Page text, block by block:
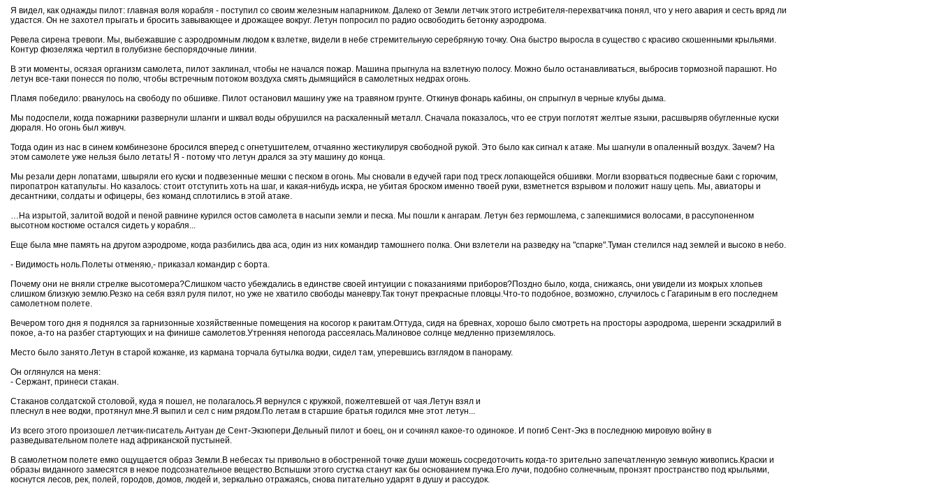
Я видел, как однажды пилот: главная воля корабля - поступил со своим железным напарником. Далеко от Земли летчик этого истребителя-перехватчика понял, что у него авария и сесть вряд ли
удастся. Он не захотел прыгать и бросить завывающее и дрожащее вокруг. Летун попросил по радио освободить бетонку аэродрома.
Ревела сирена тревоги. Мы, выбежавшие с аэродромным людом к взлетке, видели в небе стремительную серебряную точку. Она быстро выросла в существо с красиво скошенными крыльями.
Контур фюзеляжа чертил в голубизне беспорядочные линии.
В эти моменты, осязая организм самолета, пилот заклинал, чтобы не начался пожар. Машина прыгнула на взлетную полосу. Можно было останавливаться, выбросив тормозной парашют. Но
летун все-таки понесся по полю, чтобы встречным потоком воздуха смять дымящийся в самолетных недрах огонь.
Пламя победило: рванулось на свободу по обшивке. Пилот остановил машину уже на травяном грунте. Откинув фонарь кабины, он спрыгнул в черные клубы дыма.
Мы подоспели, когда пожарники развернули шланги и шквал воды обрушился на раскаленный металл. Сначала показалось, что ее струи поглотят желтые языки, расшвыряв обугленные куски
дюраля. Но огонь был живуч.
Тогда один из нас в синем комбинезоне бросился вперед с огнетушителем, отчаянно жестикулируя свободной рукой. Это было как сигнал к атаке. Мы шагнули в опаленный воздух. Зачем? На
этом самолете уже нельзя было летать! Я - потому что летун дрался за эту машину до конца.
Мы резали дерн лопатами, швыряли его куски и подвезенные мешки с песком в огонь. Мы сновали в едучей гари под треск лопающейся обшивки. Могли взорваться подвесные баки с горючим,
пиропатрон катапульты. Но казалось: стоит отступить хоть на шаг, и какая-нибудь искра, не убитая броском именно твоей руки, взметнется взрывом и положит нашу цепь. Мы, авиаторы и
десантники, солдаты и офицеры, без команд сплотились в этой атаке.
…На изрытой, залитой водой и пеной равнине курился остов самолета в насыпи земли и песка. Мы пошли к ангарам. Летун без гермошлема, с запекшимися волосами, в рассупоненном
высотном костюме остался сидеть у корабля...
Еще была мне память на другом аэродроме, когда разбились два аса, один из них командир тамошнего полка. Они взлетели на разведку на "спарке".Туман стелился над землей и высоко в небо.
- Видимость ноль.Полеты отменяю,- приказал командир с борта.
Почему они не вняли стрелке высотомера?Слишком часто убеждались в единстве своей интуиции с показаниями приборов?Поздно было, когда, снижаясь, они увидели из мокрых хлопьев
слишком близкую землю.Резко на себя взял руля пилот, но уже не хватило свободы маневру.Так тонут прекрасные пловцы.Что-то подобное, возможно, случилось с Гагариным в его последнем
самолетном полете.
Вечером того дня я поднялся за гарнизонные хозяйственные помещения на косогор к ракитам.Оттуда, сидя на бревнах, хорошо было смотреть на просторы аэродрома, шеренги эскадрилий в
покое, а-то на разбег стартующих и на финише самолетов.Утренняя непогода рассеялась.Малиновое солнце медленно приземлялось.
Место было занято.Летун в старой кожанке, из кармана торчала бутылка водки, сидел там, уперевшись взглядом в панораму.
Он оглянулся на меня:
- Сержант, принеси стакан.
Стаканов солдатской столовой, куда я пошел, не полагалось.Я вернулся с кружкой, пожелтевшей от чая.Летун взял и
плеснул в нее водки, протянул мне.Я выпил и сел с ним рядом.По летам в старшие братья годился мне этот летун...
Из всего этого произошел летчик-писатель Антуан де Сент-Экзюпери.Дельный пилот и боец, он и сочинял какое-то одинокое. И погиб Сент-Экз в последнюю мировую войну в
разведывательном полете над африканской пустыней.
В самолетном полете емко ощущается образ Земли.В небесах ты привольно в обостренной точке души можешь сосредоточить когда-то зрительно запечатленную земную живопись.Краски и
образы виданного замесятся в некое подсознательное вещество.Вспышки этого сгустка станут как бы основанием пучка.Его лучи, подобно солнечным, пронзят пространство под крыльями,
коснутся лесов, рек, полей, городов, домов, людей и, зеркально отражаясь, снова питательно ударят в душу и рассудок.